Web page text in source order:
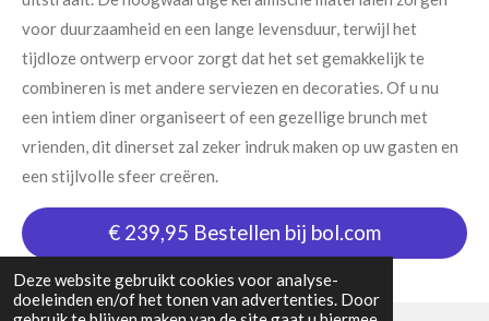
Deze website gebruikt cookies voor analyse-
doeleinden en/of het tonen van advertenties. Door
voor duurzaamheid en een lange levensduur, terwijl het
tijdloze ontwerp ervoor zorgt dat het set gemakkelijk te
combineren is met andere serviezen en decoraties. Of u nu
een intiem diner organiseert of een gezellige brunch met
vrienden, dit dinerset zal zeker indruk maken op uw gasten en
een stijlvolle sfeer creëren.
€ 239,95 Bestellen bij bol.com